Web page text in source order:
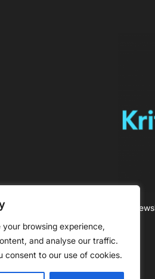
browsing experience,
and analyse our traffic.
consent to our use of cookies.
Laufenden! Abonniere unseren